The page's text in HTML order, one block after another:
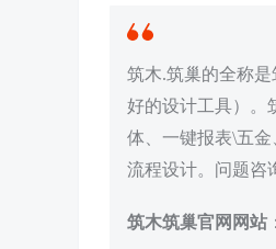
筑木.筑巢的全称
好的设计工具）。
体、一键报表\五
流程设计。问题咨
筑木筑巢官网网站 ：